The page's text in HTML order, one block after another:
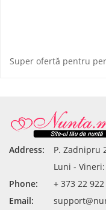
Super ofertă pentru
Address:
P. Zadnipru
Luni -
Phone:
+ 373 22
Email: